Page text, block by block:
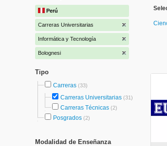
Perú
Carreras Universitarias
Informática y Tecnología
Bolognesi
Tipo
Carreras (33)
Carreras Universitarias (31)
Carreras Técnicas (2)
Posgrados (2)
Modalidad de Enseñanza